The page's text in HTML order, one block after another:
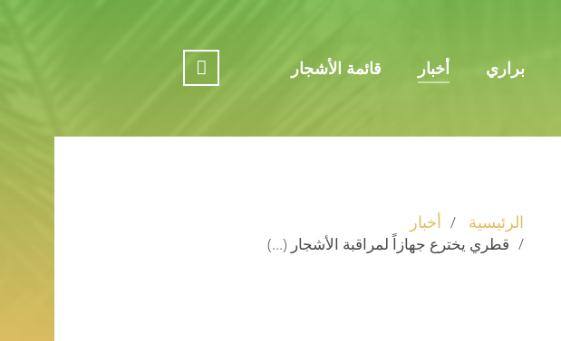
براري أخبار قائمة الأشجار
الرئيسية
أخبار
قطري يخترع جهازاً لمراقبة الأشجار (…)